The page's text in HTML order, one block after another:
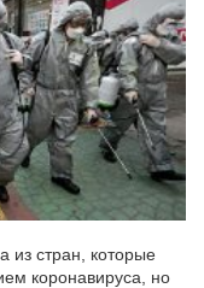
стран, которые
коронавируса, но